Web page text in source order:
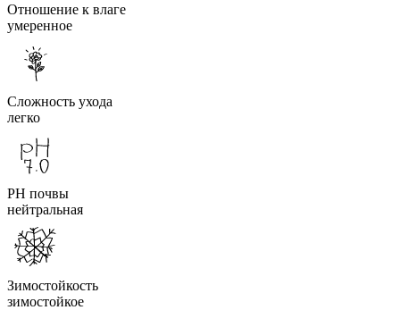
Отношение к влаге
умеренное
Сложность ухода
легко
PH почвы
нейтральная
Зимостойкость
зимостойкое